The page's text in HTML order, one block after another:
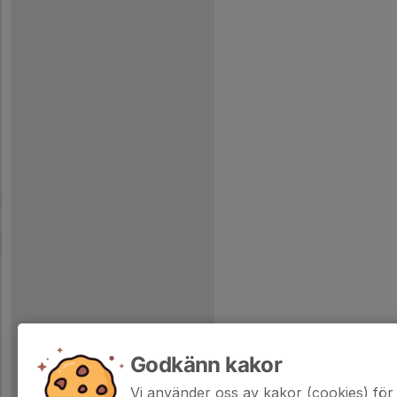
Godkänn kakor
Vi använder oss av kakor (cookies)